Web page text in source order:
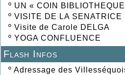
º UN « COIN
º VISITE DE LA SENATRICE
º Visite de Carole DELGA
º YOGA CONFLUENCE
Flash Infos
º Adressage des